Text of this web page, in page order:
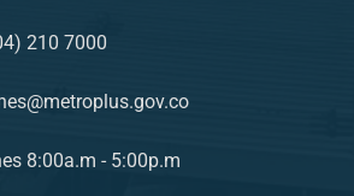
210 7000
8:00a.m - 5:00p.m